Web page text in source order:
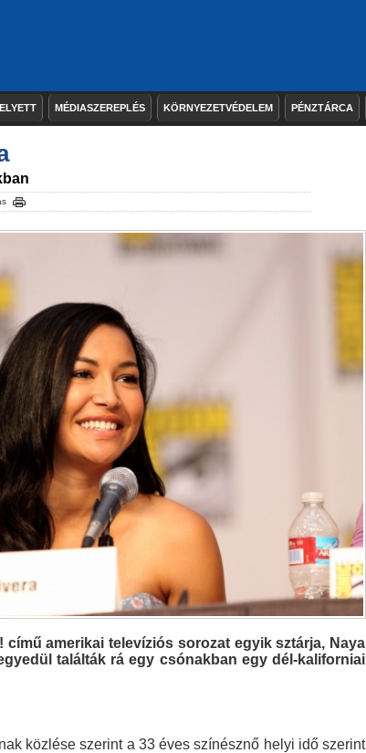
MÉDIASZEREPLÉS KÖRNYEZETVÉDELEM PÉNZTÁRCA
című amerikai televíziós sorozat egyik sztárja, Naya
találták rá egy csónakban egy dél-kaliforniai
közlése szerint a 33 éves színésznő helyi idő szerint